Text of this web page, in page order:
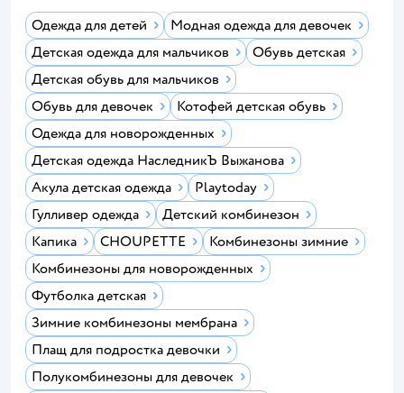
Одежда для детей
Модная одежда для девочек
Детская одежда для мальчиков
Обувь детская
Детская обувь для мальчиков
Обувь для девочек
Котофей детская обувь
Одежда для новорожденных
Детская одежда НаследникЪ Выжанова
Акула детская одежда
Playtoday
Гулливер одежда
Детский комбинезон
Капика
CHOUPETTE
Комбинезоны зимние
Комбинезоны для новорожденных
Футболка детская
Зимние комбинезоны мембрана
Плащ для подростка девочки
Полукомбинезоны для девочек